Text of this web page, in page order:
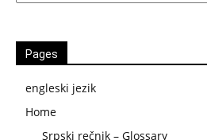
Pages
engleski jezik
Home
Srpski rečnik – Glossary